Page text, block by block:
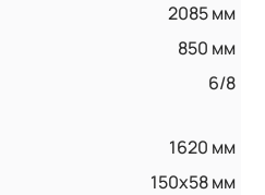
2085 мм
850 мм
6/8
1620 мм
150х58 мм